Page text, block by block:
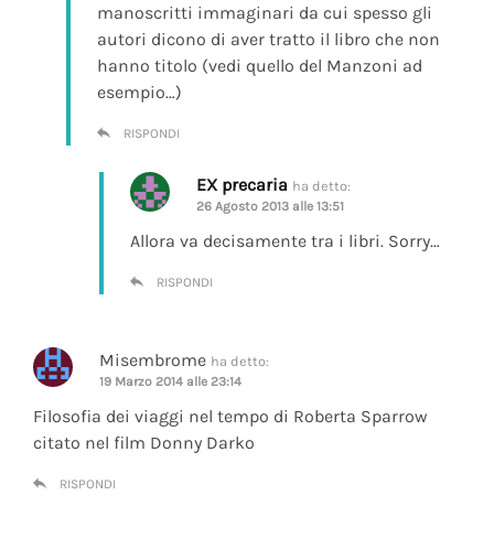
manoscritti immaginari da cui spesso gli
autori dicono di aver tratto il libro che non
hanno titolo (vedi quello del Manzoni ad
esempio…)
RISPONDI
EX precaria ha detto:
26 Agosto 2013 alle 13:51
Allora va decisamente tra i libri. Sorry…
RISPONDI
Misembrome ha detto:
19 Marzo 2014 alle 23:14
Filosofia dei viaggi nel tempo di Roberta Sparrow
citato nel film Donny Darko
RISPONDI